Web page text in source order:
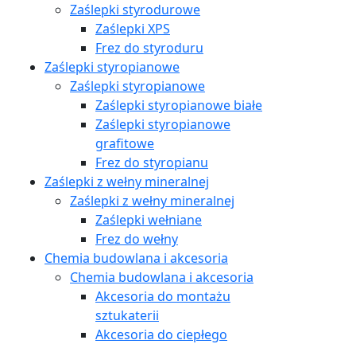
Zaślepki styrodurowe
Zaślepki XPS
Frez do styroduru
Zaślepki styropianowe
Zaślepki styropianowe
Zaślepki styropianowe białe
Zaślepki styropianowe
grafitowe
Frez do styropianu
Zaślepki z wełny mineralnej
Zaślepki z wełny mineralnej
Zaślepki wełniane
Frez do wełny
Chemia budowlana i akcesoria
Chemia budowlana i akcesoria
Akcesoria do montażu
sztukaterii
Akcesoria do ciepłego